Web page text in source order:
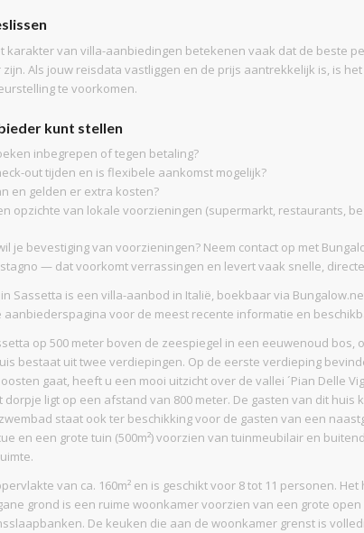
karakter van villa-aanbiedingen betekenen vaak dat de beste
Als jouw reisdata vastliggen en de prijs aantrekkelijk is, is
te voorkomen.
kunt stellen
inbegrepen of tegen betaling?
out tijden en is flexibele aankomst mogelijk?
en gelden er extra kosten?
opzichte van lokale voorzieningen (supermarkt, restaurants,
je bevestiging van voorzieningen? Neem contact op met
— dat voorkomt verrassingen en levert vaak snelle,
Sassetta is een villa-aanbod in Italië, boekbaar via
aanbiederspagina voor de meest recente informatie en
op 500 meter boven de zeespiegel in een eeuwenoud bos,
bestaat uit twee verdiepingen. Op de eerste verdieping
gaat, heeft u een mooi uitzicht over de vallei ´Pian Delle
dorpje ligt op een afstand van 800 meter. De gasten van dit huis
staat ook ter beschikking voor de gasten van een
en een grote tuin (500m²) voorzien van tuinmeubilair en
van ca. 160m² en is geschikt voor 8 tot 11 personen.
grond is een ruime woonkamer voorzien van een grote
De keuken die aan de woonkamer grenst is